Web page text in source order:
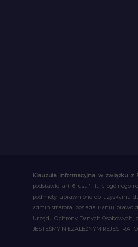
Klauzula informacyjna w związku z
podstawie art. 6 ust. 1 lit. b ogólnego
podmioty uprawnione do uzyskania
administratora, posiada Pan(i) prawo
Urzędu Ochrony Danych Osobowych,
JESTEŚMY NIEZALEŻNYM